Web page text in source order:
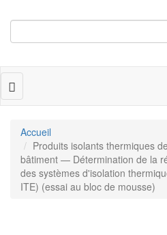
Toggle
navigation
Accueil
Produits isolants thermiques
bâtiment — Détermination de la
des systèmes d'isolation
ITE) (essai au bloc de mousse)